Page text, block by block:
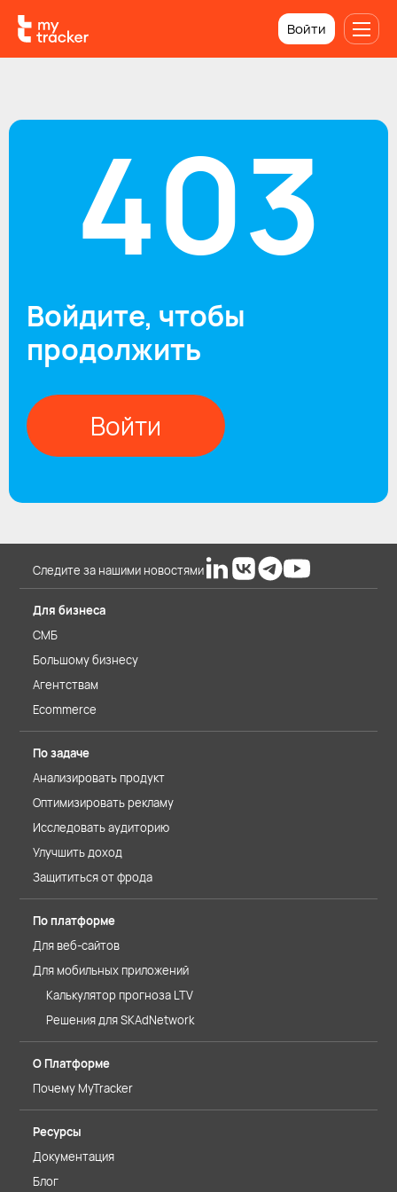
Войти
403
Войдите, чтобы
продолжить
Войти
Следите за нашими новостями
Для бизнеса
СМБ
Большому бизнесу
Агентствам
Ecommerce
По задаче
Анализировать продукт
Оптимизировать рекламу
Исследовать аудиторию
Улучшить доход
Защититься от фрода
По платформе
Для веб-сайтов
Для мобильных приложений
Калькулятор прогноза LTV
Решения для SKAdNetwork
О Платформе
Почему MyTracker
Ресурсы
Документация
Блог